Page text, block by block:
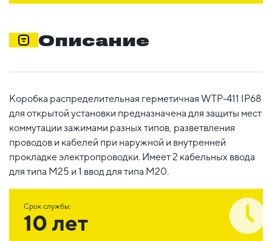
Описание
Коробка распределительная герметичная WTP-411 IP68
для открытой установки предназначена для защиты мест
коммутации зажимами разных типов, разветвления
проводов и кабелей при наружной и внутренней
прокладке электропроводки. Имеет 2 кабельных ввода
для типа М25 и 1 ввод для типа М20.
Срок службы:
10 лет